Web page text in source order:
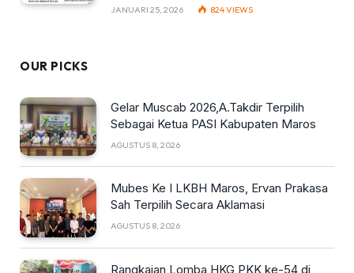
JANUARI 25, 2026 824VIEWS
OUR PICKS
Gelar Muscab 2026,A.Takdir Terpilih
Sebagai Ketua PASI Kabupaten Maros
AGUSTUS 8, 2026
Mubes Ke I LKBH Maros, Ervan Prakasa
Sah Terpilih Secara Aklamasi
AGUSTUS 8, 2026
Rangkaian Lomba HKG PKK ke-54 di